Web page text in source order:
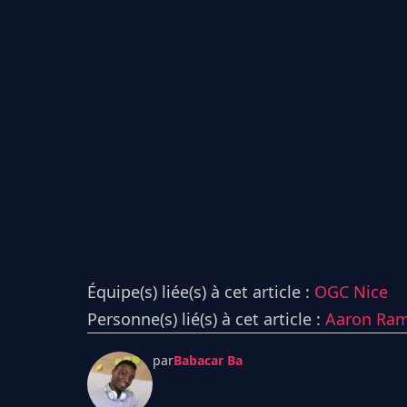
Équipe(s) liée(s) à cet article : OGC Nice
Personne(s) lié(s) à cet article : Aaron
parBabacar Ba